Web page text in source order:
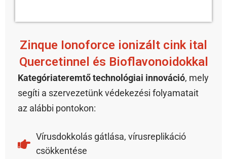
Zinque Ionoforce ionizált cink ital
Quercetinnel és Bioflavonoidokkal
Kategóriateremtő technológiai innováció, mely
segíti a szervezetünk védekezési folyamatait
az alábbi pontokon:
Vírusdokkolás gátlása, vírusreplikáció
csökkentése